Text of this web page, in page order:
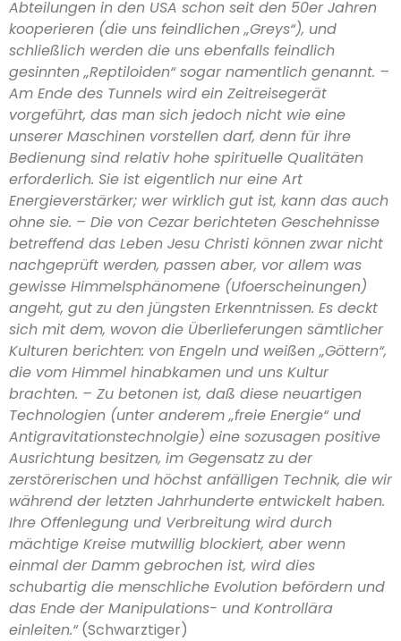
Abteilungen in den USA schon seit den 50er Jahren
kooperieren (die uns feindlichen „Greys“), und
schließlich werden die uns ebenfalls feindlich
gesinnten „Reptiloiden“ sogar namentlich genannt. –
Am Ende des Tunnels wird ein Zeitreisegerät
vorgeführt, das man sich jedoch nicht wie eine
unserer Maschinen vorstellen darf, denn für ihre
Bedienung sind relativ hohe spirituelle Qualitäten
erforderlich. Sie ist eigentlich nur eine Art
Energieverstärker; wer wirklich gut ist, kann das auch
ohne sie. – Die von Cezar berichteten Geschehnisse
betreffend das Leben Jesu Christi können zwar nicht
nachgeprüft werden, passen aber, vor allem was
gewisse Himmelsphänomene (Ufoerscheinungen)
angeht, gut zu den jüngsten Erkenntnissen. Es deckt
sich mit dem, wovon die Überlieferungen sämtlicher
Kulturen berichten: von Engeln und weißen „Göttern“,
die vom Himmel hinabkamen und uns Kultur
brachten. – Zu betonen ist, daß diese neuartigen
Technologien (unter anderem „freie Energie“ und
Antigravitationstechnolgie) eine sozusagen positive
Ausrichtung besitzen, im Gegensatz zu der
zerstörerischen und höchst anfälligen Technik, die wir
während der letzten Jahrhunderte entwickelt haben.
Ihre Offenlegung und Verbreitung wird durch
mächtige Kreise mutwillig blockiert, aber wenn
einmal der Damm gebrochen ist, wird dies
schubartig die menschliche Evolution befördern und
das Ende der Manipulations- und Kontrollära
einleiten.“(Schwarztiger)